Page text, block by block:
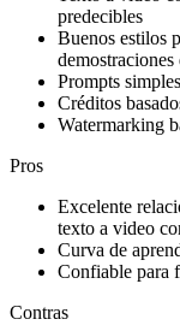
predecibles
Buenos estilos
Prompts
Créditos
Watermarking
Pros
Excelente
texto a video
Curva de
Confiable para
Contras